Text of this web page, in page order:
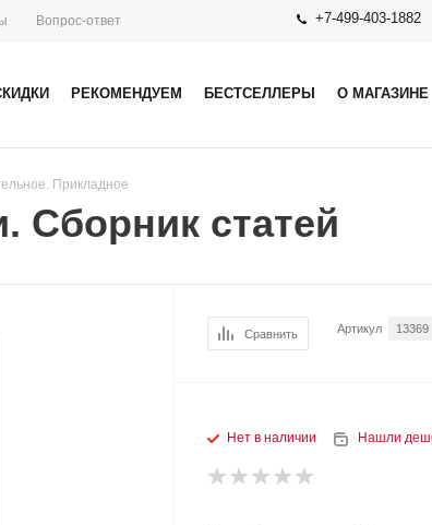
Вопрос-ответ +7-499-403-1882
РЕКОМЕНДУЕМ БЕСТСЕЛЛЕРЫ О МАГАЗИНЕ
Прикладное
Сборник статей
Сравнить Артикул 13369
Нет в наличии Нашли